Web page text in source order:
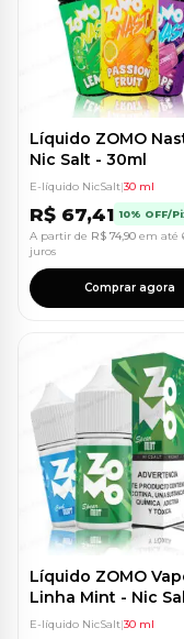
Líquido ZOMO
Nic Salt - 30ml
E-líquido NicSalt|30 ml
R$ 67,41 10% OFF/
A partir de R$ 74,90 em até
juros
Comprar agora
Líquido ZOMO
Linha Mint - Nic
30ml - 20mg
E-líquido NicSalt|30 ml